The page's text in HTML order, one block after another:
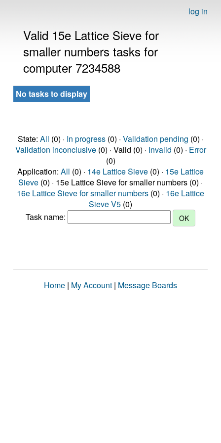
log in
Valid 15e Lattice Sieve for
smaller numbers tasks for
computer 7234588
No tasks to display
State: All (0) · In progress(0) · Validation pending (0) ·
Validation inconclusive(0) · Valid (0) · Invalid (0) · Error
(0)
Application: All (0) · 14e Lattice Sieve (0) · 15e Lattice
Sieve (0) · 15e Lattice Sieve for smaller numbers (0) ·
16e Lattice Sieve for smaller numbers (0) · 16e Lattice
Sieve V5 (0)
Task name:
Home | My Account | Message Boards